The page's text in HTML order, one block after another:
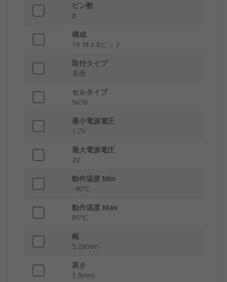
ピン数
8
構成
16 M x 8ビット
取付タイプ
表面
セルタイプ
NOR
最小電源電圧
1.7V
最大電源電圧
2V
動作温度 Min
-40°C
動作温度 Max
85°C
幅
5.28mm
高さ
1.9mm